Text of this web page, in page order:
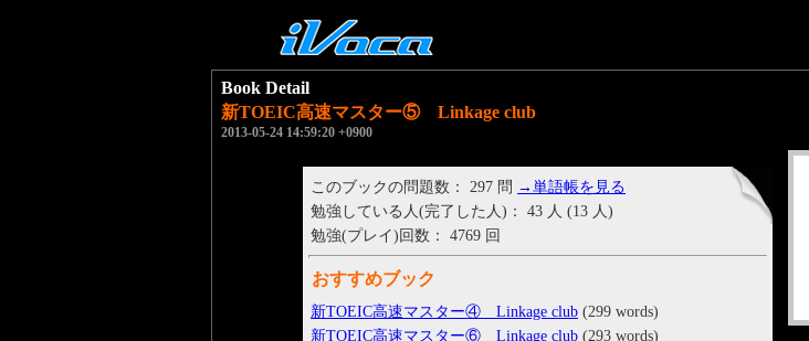
Book Detail
新TOEIC高速マスター⑤ Linkage club
2013-05-24 14:59:20 +0900
このブックの問題数： 297 問 →単語帳を見る
勉強している人(完了した人)： 43 人 (13 人)
勉強(プレイ)回数： 4769 回
おすすめブック
新TOEIC高速マスター④ Linkage club (299 words)
新TOEIC高速マスター⑥ Linkage club (293 words)